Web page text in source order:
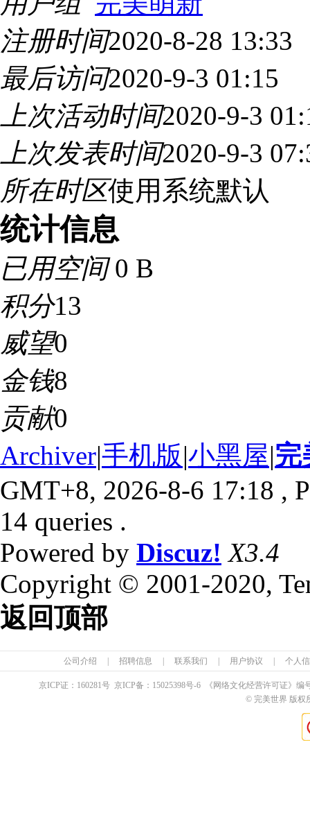
注册时间2020-8-28 13:33
最后访问2020-9-3 01:15
上次活动时间2020-9-3
上次发表时间2020-9-3
所在时区使用系统默认
统计信息
已用空间0 B
积分13
威望0
金钱8
贡献0
Archiver|手机版|小黑屋|完
GMT+8, 2026-8-6 17:18 ,
14 queries .
Powered by Discuz! X3.4
Copyright © 2001-2020,
返回顶部
公司介绍 招聘信息 联系我们 用户协议 个人
京ICP证： 160281号 京ICP备： 15025398号-6 《网络文化经营许可证》编
© 完美世界 版权